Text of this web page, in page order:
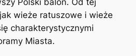
Polski balon. Od tej
wieże ratuszowe i wieże
charakterystycznymi
Miasta.